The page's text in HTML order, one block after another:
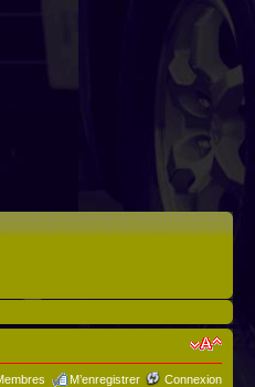
M’enregistrer Connexion